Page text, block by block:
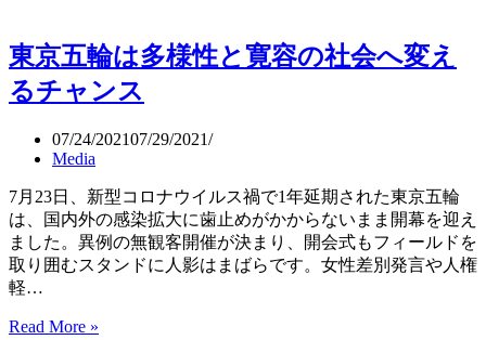
夏
休
み
描
Banksy:
A
Great
British
Spraycation
東京五輪は多様性と寛容の社会へ変え
るチャンス
07/24/202107/29/2021
Media
7月23日、新型コロナウイルス禍で1年延期された東京五輪
は、国内外の感染拡大に歯止めがかからないまま開幕を迎え
ました。異例の無観客開催が決まり、開会式もフィールドを
取り囲むスタンドに人影はまばらです。女性差別発言や人権
軽…
Read More »